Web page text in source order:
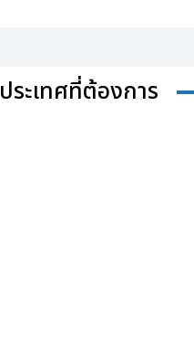
ประเทศที่ต้องการ